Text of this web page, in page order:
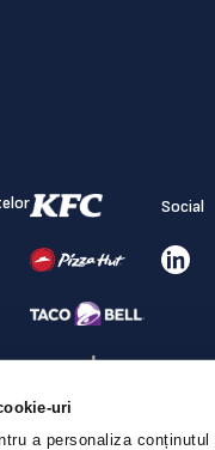
uri
a personaliza
Social